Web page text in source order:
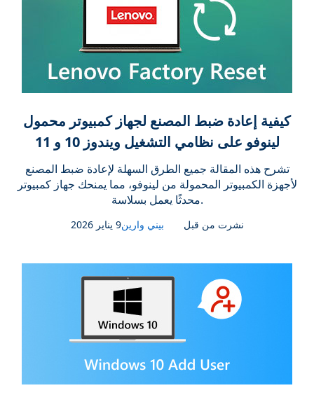
كيفية إعادة ضبط المصنع لجهاز كمبيوتر محمول
لينوفو على نظامي التشغيل ويندوز 10 و 11
تشرح هذه المقالة جميع الطرق السهلة لإعادة ضبط المصنع
لأجهزة الكمبيوتر المحمولة من لينوفو، مما يمنحك جهاز كمبيوتر
محدثًا يعمل بسلاسة.
نشرت من قبل بيني وارين9 يناير 2026